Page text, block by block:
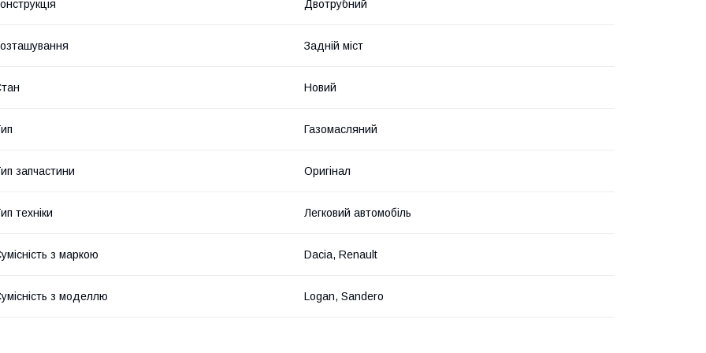
Двотрубний
Задній міст
Новий
Газомасляний
запчастини Оригінал
техніки Легковий автомобіль
з маркою Dacia, Renault
з моделлю Logan, Sandero